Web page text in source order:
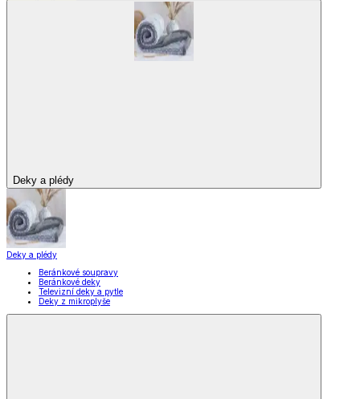
Deky a plédy
Deky a plédy
Beránkové soupravy
Beránkové deky
Televizní deky a pytle
Deky z mikroplyše